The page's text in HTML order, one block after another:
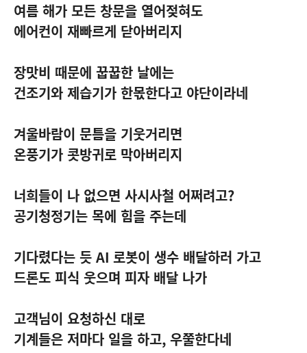
여름 해가 모든 창문을 열어젖혀도
에어컨이 재빠르게 닫아버리지
장맛비 때문에 꿉꿉한 날에는
건조기와 제습기가 한몫한다고 야단이라네
겨울바람이 문틈을 기웃거리면
온풍기가 콧방귀로 막아버리지
너희들이 나 없으면 사시사철 어쩌려고?
공기청정기는 목에 힘을 주는데
기다렸다는 듯 AI 로봇이 생수 배달하러 가고
드론도 피식 웃으며 피자 배달 나가
고객님이 요청하신 대로
기계들은 저마다 일을 하고, 우쭐한다네